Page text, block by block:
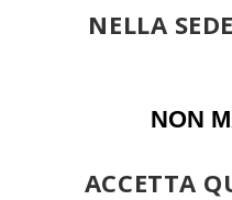
NELLA
NON
ACCETTA